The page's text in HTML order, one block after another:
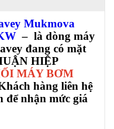
Mukmova
– là dòng máy
đang có mặt
HIỆP
MÁY BƠM
hàng liên hệ
để nhận mức giá